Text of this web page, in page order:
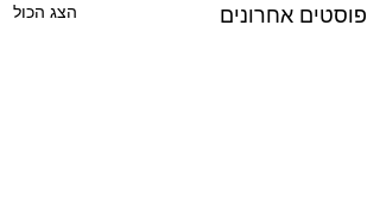
פוסטים אחרונים הצג הכול